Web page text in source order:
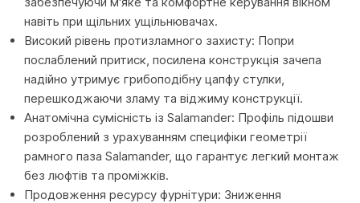
навіть при щільних ущільнювачах.
Високий рівень протизламного захисту: Попри
послаблений притиск, посилена конструкція зачепа
надійно утримує грибоподібну цапфу стулки,
перешкоджаючи зламу та віджиму конструкції.
Анатомічна сумісність із Salamander: Профіль підошви
розроблений з урахуванням специфіки геометрії
рамного паза Salamander, що гарантує легкий монтаж
без люфтів та проміжків.
Продовження ресурсу фурнітури: Зниження